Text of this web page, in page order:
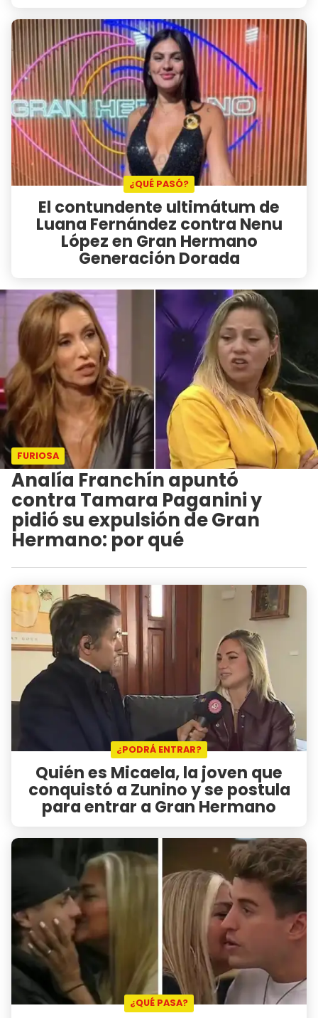
¿QUÉ PASÓ?
El contundente ultimátum de
Luana Fernández contra Nenu
López en Gran Hermano
Generación Dorada
FURIOSA
Analía Franchín apuntó
contra Tamara Paganini y
pidió su expulsión de Gran
Hermano: por qué
¿PODRÁ ENTRAR?
Quién es Micaela, la joven que
conquistó a Zunino y se postula
para entrar a Gran Hermano
¿QUÉ PASA?